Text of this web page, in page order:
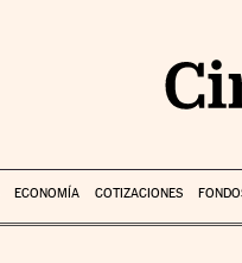
ECONOMÍA COTIZACIONES